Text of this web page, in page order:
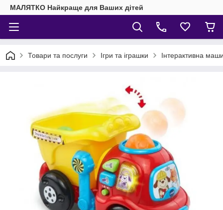
МАЛЯТКО Найкраще для Ваших дітей
Товари та послуги Ігри та іграшки Інтерактивна